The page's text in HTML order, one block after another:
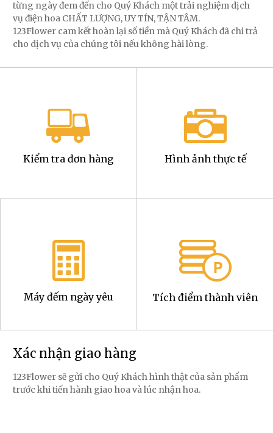
từng ngày đem đến cho Quý Khách một trải nghiệm dịch
vụ điện hoa CHẤT LƯỢNG, UY TÍN, TẬN TÂM.
123Flower cam kết hoàn lại số tiền mà Quý Khách đã chi trả
cho dịch vụ của chúng tôi nếu không hài lòng.
Kiểm tra đơn hàng Hình ảnh thực tế
Máy đếm ngày yêu Tích điểm thành viên
Xác nhận giao hàng
123Flower sẽ gửi cho Quý Khách hình thật của sản phẩm
trước khi tiến hành giao hoa và lúc nhận hoa.